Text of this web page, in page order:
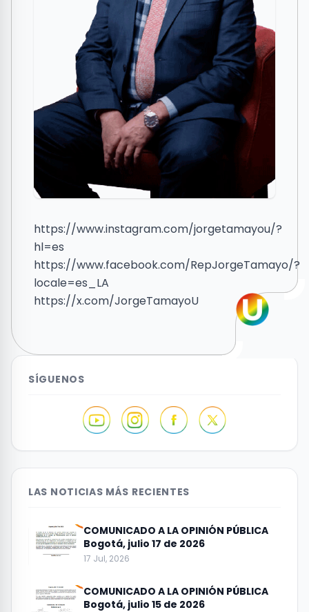
https://www.instagram.com/jorgetamayou/?
hl=es
https://www.facebook.com/RepJorgeTamayo/?
locale=es_LA
https://x.com/JorgeTamayoU
SÍGUENOS
LAS NOTICIAS MÁS RECIENTES
COMUNICADO A LA OPINIÓN PÚBLICA
Bogotá, julio 17 de 2026
17 Jul, 2026
COMUNICADO A LA OPINIÓN PÚBLICA
Bogotá, julio 15 de 2026